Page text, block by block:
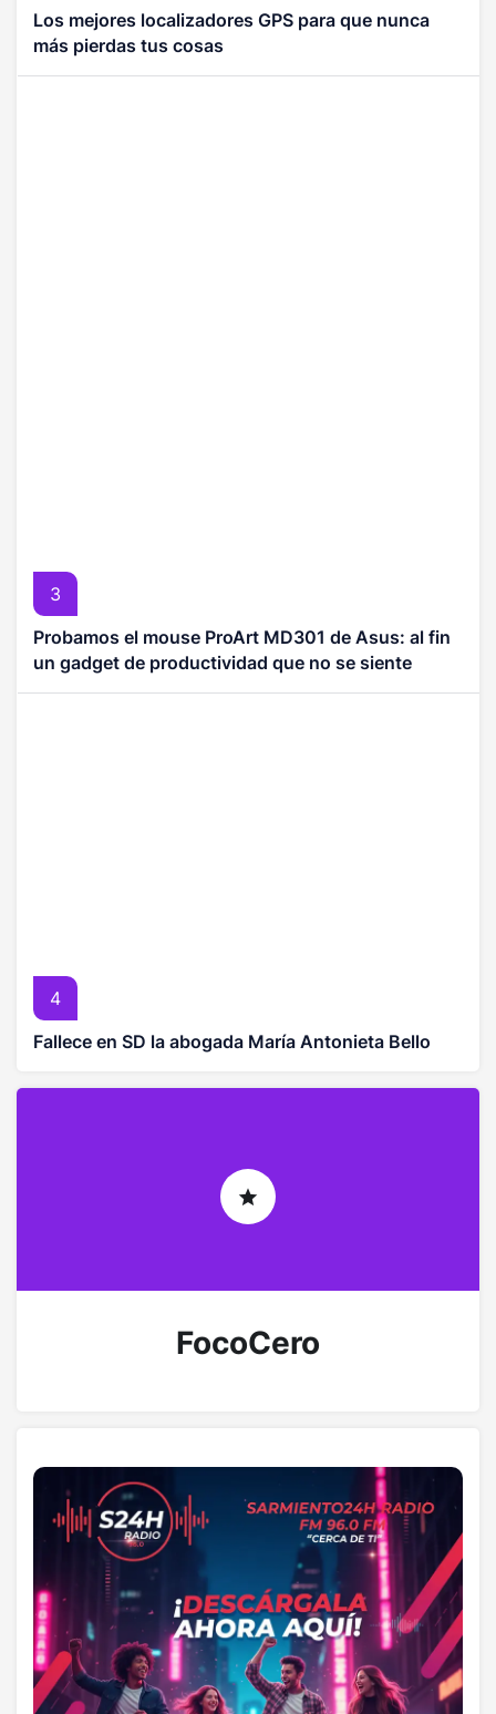
Los mejores localizadores GPS para que nunca
más pierdas tus cosas
3
Probamos el mouse ProArt MD301 de Asus: al fin
un gadget de productividad que no se siente
ortopédico
4
Fallece en SD la abogada María Antonieta Bello
FocoCero